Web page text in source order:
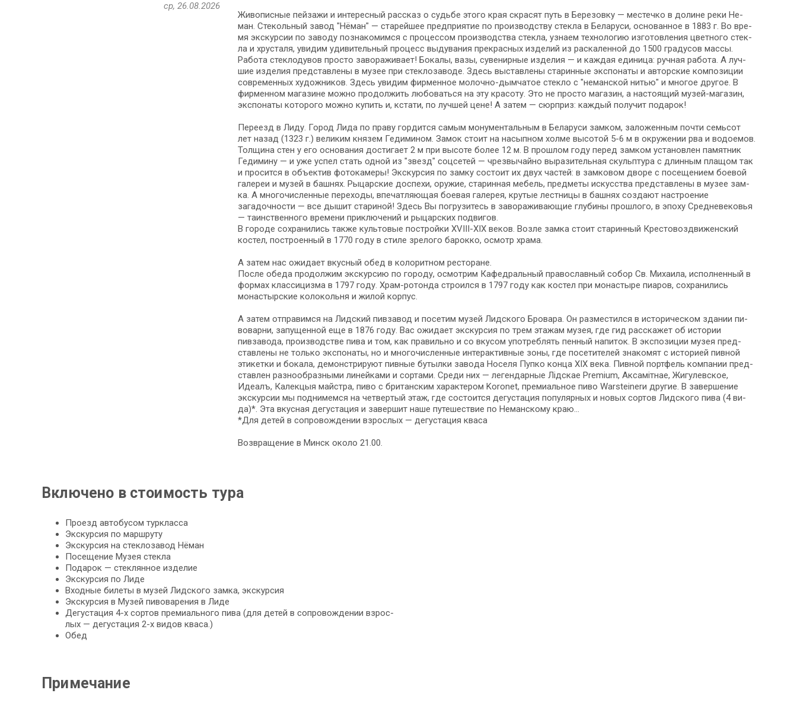
ср, 26.08.2026
Живописные пей­за­жи и ин­те­рес­ный рас­сказ о судь­бе это­го края скрасят путь в Березовку — ме­стеч­ко в до­ли­не ре­ки Не­
ман. Стекольный за­вод "Нёман" — старейшее пред­при­я­тие по про­из­вод­ству стек­ла в Бе­ла­ру­си, основанное в 1883 г. Во вре­
мя экс­кур­сии по за­во­ду познакомимся с процессом про­из­вод­ства стек­ла, узна­ем технологию из­го­тов­ле­ния цвет­но­го стек­
ла и хрусталя, увидим удивительный про­цесс выдувания пре­крас­ных из­де­лий из раскаленной до 1500 гра­ду­сов массы.
Работа стеклодувов про­сто за­во­ра­жи­ва­ет! Бокалы, ва­зы, су­ве­нир­ные из­де­лия — и каждая единица: ручная ра­бо­та. А луч­
шие из­де­лия пред­став­ле­ны в музее при стеклозаводе. Здесь вы­став­ле­ны ста­рин­ные экс­по­на­ты и авторские ком­по­зи­ции
со­вре­мен­ных ху­дож­ни­ков. Здесь увидим фирменное молочно-дымчатое стекло с "неманской нитью" и мно­гое дру­гое. В
фир­мен­ном магазине мож­но про­дол­жить любоваться на эту кра­со­ту. Это не про­сто ма­га­зин, а на­сто­я­щий музей-магазин,
экс­по­на­ты ко­то­ро­го мож­но ку­пить и, кстати, по луч­шей це­не! А затем — сюр­приз: каж­дый получит подарок!
Пе­ре­езд в Лиду. Город Лида по пра­ву гор­дит­ся са­мым мо­ну­мен­таль­ным в Бе­ла­ру­си зам­ком, за­ло­жен­ным по­чти семь­сот
лет на­зад (1323 г.) ве­ли­ким кня­зем Ге­ди­ми­ном. Замок стоит на насыпном холме вы­со­той 5-6 м в окру­же­нии рва и водоемов.
Толщина стен у его ос­но­ва­ния до­сти­га­ет 2 м при высоте бо­лее 12 м. В про­шлом го­ду пе­ред зам­ком уста­нов­лен памятник
Гедимину — и уже успел стать одной из "звезд" соцсетей — чрез­вы­чай­но выразительная скульп­ту­ра с длинным плащом так
и просится в объектив фотокамеры! Экскурсия по замку со­сто­ит их двух ча­стей: в замковом дворе с по­се­ще­ни­ем боевой
галереи и му­зей в башнях. Рыцарские до­спе­хи, ору­жие, ста­рин­ная ме­бель, пред­ме­ты ис­кус­ства пред­став­ле­ны в музее зам­
ка. А мно­го­чис­лен­ные пе­ре­хо­ды, впе­чат­ля­ю­щая боевая га­ле­рея, крутые лестницы в башнях со­зда­ют на­стро­е­ние
загадочности — все ды­шит ста­ри­ной! Здесь Вы погрузитесь в за­во­ра­жи­ва­ю­щие глу­би­ны про­шло­го, в эпо­ху Средне­ве­ко­вья
— та­ин­ствен­но­го вре­ме­ни приключений и ры­цар­ских подвигов.
В го­ро­де со­хра­ни­лись так­же куль­то­вые постройки ХVIII-XIX ве­ков. Возле зам­ка стоит ста­рин­ный Крестовоздвиженский
костел, по­стро­ен­ный в 1770 го­ду в сти­ле зре­ло­го ба­рок­ко, осмотр хра­ма.
А затем нас ожи­да­ет вкус­ный обед в ко­ло­рит­ном ре­сто­ра­не.
После обе­да продолжим экс­кур­сию по го­ро­ду, осмот­рим Кафедральный пра­во­слав­ный собор Св. Михаила, ис­пол­нен­ный в
фор­мах клас­си­циз­ма в 1797 го­ду. Храм-ротонда строился в 1797 го­ду как ко­стел при мо­на­сты­ре пи­а­ров, со­хра­ни­лись
монастырские ко­ло­коль­ня и жи­лой кор­пус.
А затем от­пра­вим­ся на Лидский пивзавод и по­се­тим музей Лидского Бровара. Он раз­ме­стил­ся в ис­то­ри­че­ском зда­нии пи­
во­вар­ни, запущенной еще в 1876 го­ду. Вас ожи­да­ет экскурсия по трем эта­жам му­зея, где гид рас­ска­жет об ис­то­рии
пивзавода, про­из­вод­стве пи­ва и том, как правильно и со вку­сом употреблять пен­ный на­пи­ток. В экс­по­зи­ции му­зея пред­
став­ле­ны не толь­ко экс­по­на­ты, но и мно­го­чис­лен­ные ин­тер­ак­тив­ные зоны, где по­се­ти­те­лей знакомят с ис­то­ри­ей пивной
этикетки и бокала, де­мон­стри­ру­ют пивные бу­тыл­ки за­во­да Носеля Пупко кон­ца XIX ве­ка. Пивной портфель ком­па­нии пред­
став­лен раз­но­об­раз­ны­ми линейками и сортами. Среди них — легендарные Лiдскае Premium, Аксамiтнае, Жигулевское,
Идеалъ, Калекцыя майстра, пи­во с британским характером Koronet, премиальное пи­во Warsteinerи дру­гие. В за­вер­ше­ние
экс­кур­сии мы под­ни­мем­ся на чет­вер­тый этаж, где состоится дегустация популярных и но­вых сортов Лидского пи­ва (4 ви­
да)*. Эта вкус­ная дегустация и за­вер­шит на­ше пу­те­ше­ствие по Неманскому краю...
*Для де­тей в сопровождении взрос­лых — дегустация кваса
Возвращение в Минск около 21.00.
Включено в стоимость тура
Проезд ав­то­бу­сом турк­лас­са
Экс­кур­сия по марш­ру­ту
Экс­кур­сия на стеклозавод Нёман
По­се­ще­ние Музея стек­ла
Подарок — стеклянное из­де­лие
Экс­кур­сия по Ли­де
Вход­ные би­ле­ты в му­зей Лидского зам­ка, экскурсия
Экс­кур­сия в Музей пивоварения в Ли­де
Де­гу­ста­ция 4-х сортов премиального пи­ва (для де­тей в сопровождении взрос­
лых — дегустация 2-х ви­дов кваса.)
Обед
Примечание